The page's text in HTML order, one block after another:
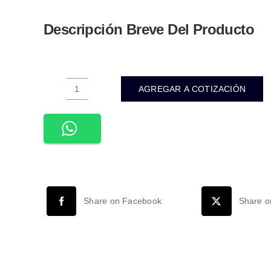
Descripción Breve Del Producto
CONECTOR
BASE
TUBO
T8
KIT
AGREGAR A COTIZACIÓN
Share on Facebook Share